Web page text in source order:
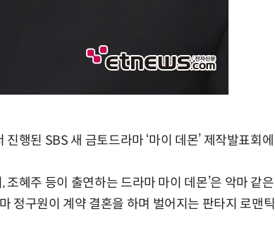
행된 SBS 새 금토드라마 ‘마이 데몬’ 제작발표회에
혜주 등이 출연하는 드라마 마이 데몬’은 악마 같은
정구원이 계약 결혼을 하며 벌어지는 판타지 로맨틱